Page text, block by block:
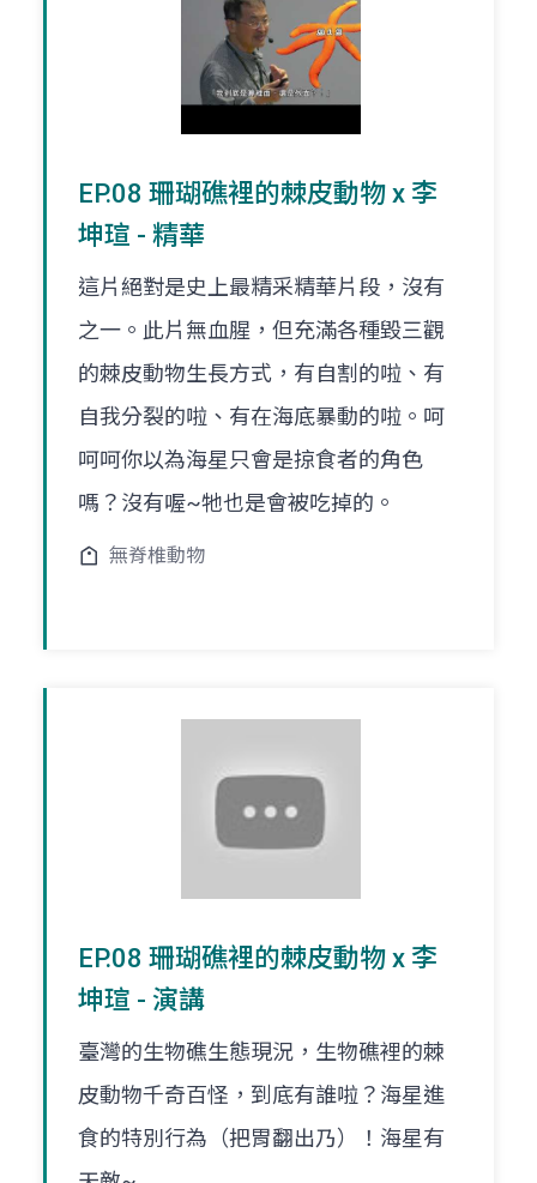
EP.08 珊瑚礁裡的棘皮動物 x 李
坤瑄 - 精華
這片絕對是史上最精采精華片段，沒有
之一。此片無血腥，但充滿各種毀三觀
的棘皮動物生長方式，有自割的啦、有
自我分裂的啦、有在海底暴動的啦。呵
呵呵你以為海星只會是掠食者的角色
嗎？沒有喔~牠也是會被吃掉的。
無脊椎動物
EP.08 珊瑚礁裡的棘皮動物 x 李
坤瑄 - 演講
臺灣的生物礁生態現況，生物礁裡的棘
皮動物千奇百怪，到底有誰啦？海星進
食的特別行為（把胃翻出乃）！海星有